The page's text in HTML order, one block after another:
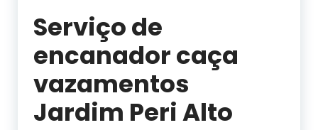
Serviço de
encanador caça
vazamentos
Jardim Peri Alto